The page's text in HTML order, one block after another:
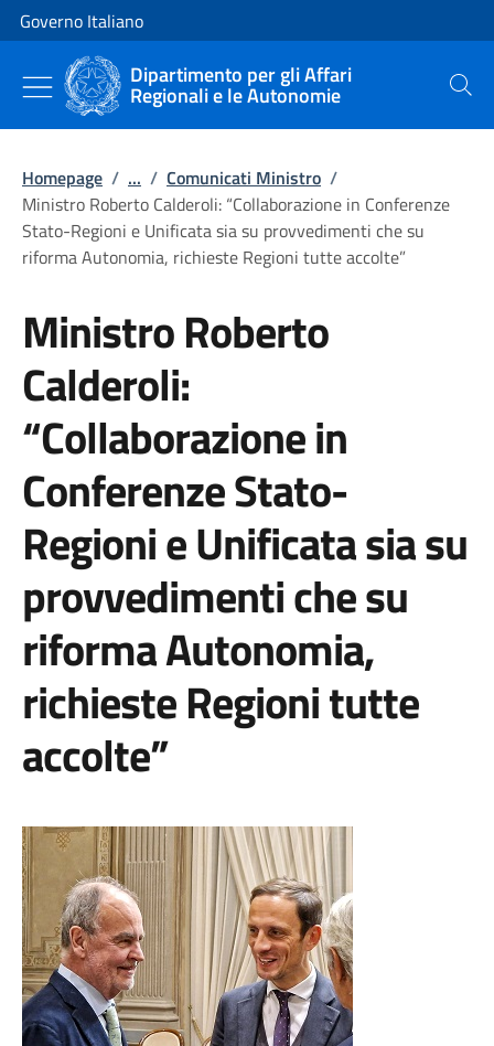
Vai al contenuto
Vai alla navigazione del sito
Governo Italiano
Dipartimento per gli Affari
Regionali e le Autonomie Cerca
Homepage / ... / Comunicati Ministro /
Ministro Roberto Calderoli: “Collaborazione in Conferenze
Stato-Regioni e Unificata sia su provvedimenti che su
riforma Autonomia, richieste Regioni tutte accolte”
Ministro Roberto
Calderoli:
“Collaborazione in
Conferenze Stato-
Regioni e Unificata sia su
provvedimenti che su
riforma Autonomia,
richieste Regioni tutte
accolte”